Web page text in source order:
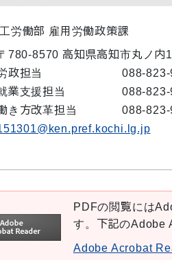
労働部 雇用労働政策課
780-8570 高知県高知市丸ノ内
政担当
088-
業支援担当
088-
き方改革担当
088-
PDFの閲覧には
す。下記のAdobe
Adobe Acrobat